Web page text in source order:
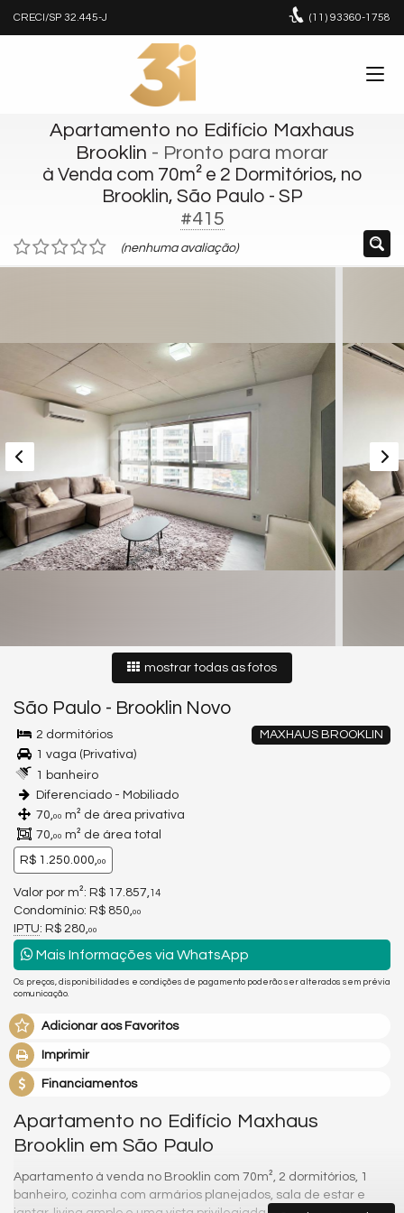
CRECI/SP 32.445-J (11) 93360-1758
Apartamento no Edifício Maxhaus
Brooklin - Pronto para morar
à Venda com 70m² e 2 Dormitórios, no
Brooklin, São Paulo - SP
#415
(nenhuma avaliação)
mostrar todas as fotos
São Paulo - Brooklin Novo
MAXHAUS BROOKLIN
2 dormitórios
1 vaga (Privativa)
1 banheiro
Diferenciado - Mobiliado
70,00 m² de área privativa
70,00 m² de área total
R$ 1.250.000,00
Valor por m²: R$ 17.857, 14
Condomínio: R$ 850, 00
IPTU: R$ 280, 00
Mais Informações via WhatsApp
Os preços, disponibilidades e condições de pagamento poderão ser alterados sem prévia
comunicação.
Adicionar aos Favoritos
Imprimir
Financiamentos
Apartamento no Edifício Maxhaus
Brooklin em São Paulo
Apartamento à venda no Brooklin com 70m², 2 dormitórios, 1
banheiro, cozinha com armários planejados, sala de estar e